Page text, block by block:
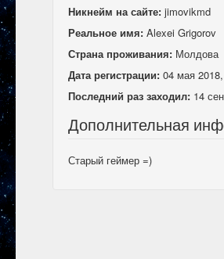
Никнейм на сайте: jimovikmd
Реальное имя: Alexei Grigorov
Страна проживания: Молдова
Дата регистрации: 04 мая
Последний раз заходил: 14
Дополнительная
Старый геймер =)